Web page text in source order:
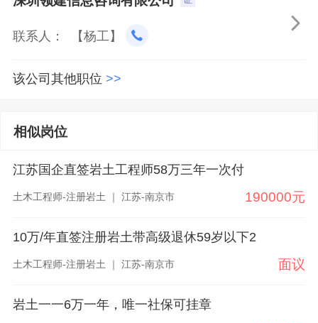

联系人： 【杨工】
该公司其他职位 >>
相似岗位
江苏国企直签岩土工程师58万三年一次付
土木工程师-注册岩土 ｜ 江苏-南京市 190000元
10万/年直签注册岩土带高级退休59岁以下2
土木工程师-注册岩土 ｜ 江苏-南京市 面议
岩土一一6万一年，唯一社保可挂章